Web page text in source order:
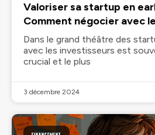
Valoriser sa startup en
Comment négocier avec
Dans le grand théâtre des
avec les investisseurs est
crucial et le plus
3 décembre 2024